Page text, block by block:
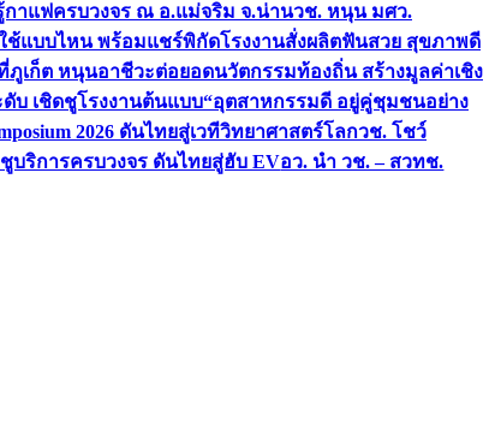
าแฟครบวงจร ณ อ.แม่จริม จ.น่านวช. หนุน มศว.
ช้แบบไหน พร้อมแชร์พิกัดโรงงานสั่งผลิตฟันสวย สุขภาพดี
ภูเก็ต หนุนอาชีวะต่อยอดนวัตกรรมท้องถิ่น สร้างมูลค่าเชิง
บ เชิดชูโรงงานต้นแบบ“อุตสาหกรรมดี อยู่คู่ชุมชนอย่าง
2026 ดันไทยสู่เวทีวิทยาศาสตร์โลกวช. โชว์
ชูบริการครบวงจร ดันไทยสู่ฮับ EVอว. นำ วช. – สวทช.